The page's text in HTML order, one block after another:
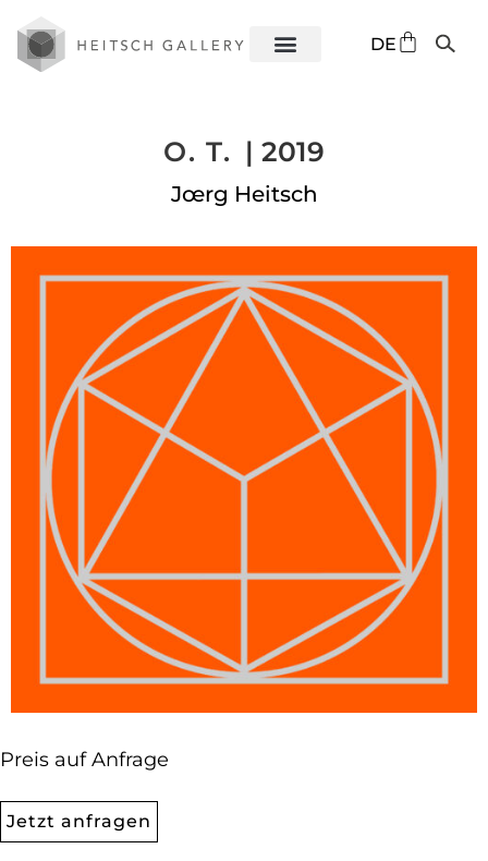
DE
ES
O. T. | 2019
Jœrg Heitsch
Preis auf Anfrage
Jetzt anfragen